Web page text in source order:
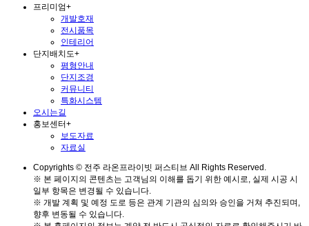
프리미엄+
개발호재
전시품목
인테리어
단지배치도+
평형안내
단지조경
커뮤니티
특화시스템
오시는길
홍보센터+
보도자료
자료실
Copyrights © 전주 라온프라이빗 퍼스티브 All Rights Reserved.
※ 본 페이지의 콘텐츠는 고객님의 이해를 돕기 위한 예시로, 실제 시공 시
일부 항목은 변경될 수 있습니다.
※ 개발 계획 및 예정 도로 등은 관계 기관의 심의와 승인을 거쳐 추진되며,
향후 변동될 수 있습니다.